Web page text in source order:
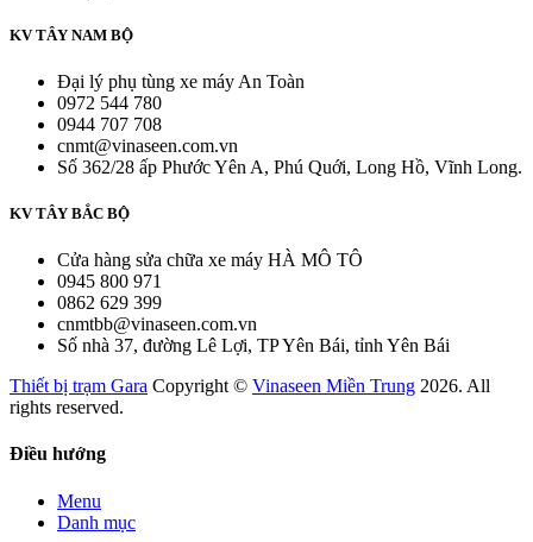
KV TÂY NAM BỘ
Đại lý phụ tùng xe máy An Toàn
0972 544 780
0944 707 708
cnmt@vinaseen.com.vn
Số 362/28 ấp Phước Yên A, Phú Quới, Long Hồ, Vĩnh Long.
KV TÂY BẮC BỘ
Cửa hàng sửa chữa xe máy HÀ MÔ TÔ
0945 800 971
0862 629 399
cnmtbb@vinaseen.com.vn
Số nhà 37, đường Lê Lợi, TP Yên Bái, tỉnh Yên Bái
Thiết bị trạm Gara Copyright © Vinaseen Miền Trung 2026. All
rights reserved.
Điều hướng
Menu
Danh mục